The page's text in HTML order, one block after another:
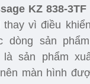
KZ 838-3TF
thay vì điều
dòng sản
là sản phẩm
màn hình